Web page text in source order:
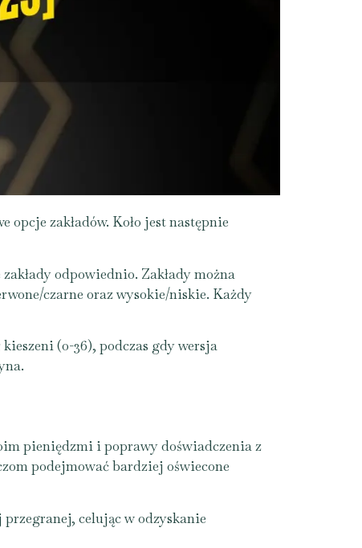
zakładów. Koło jest następnie
odpowiednio. Zakłady można
czarne oraz wysokie/niskie. Każdy
(0-36), podczas gdy wersja
pieniędzmi i poprawy doświadczenia z
podejmować bardziej oświecone
przegranej, celując w odzyskanie